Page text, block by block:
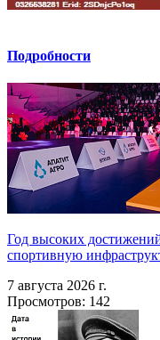
Подробности
Год высоких
спортивную
7 августа 2026 г.
Просмотров: 142